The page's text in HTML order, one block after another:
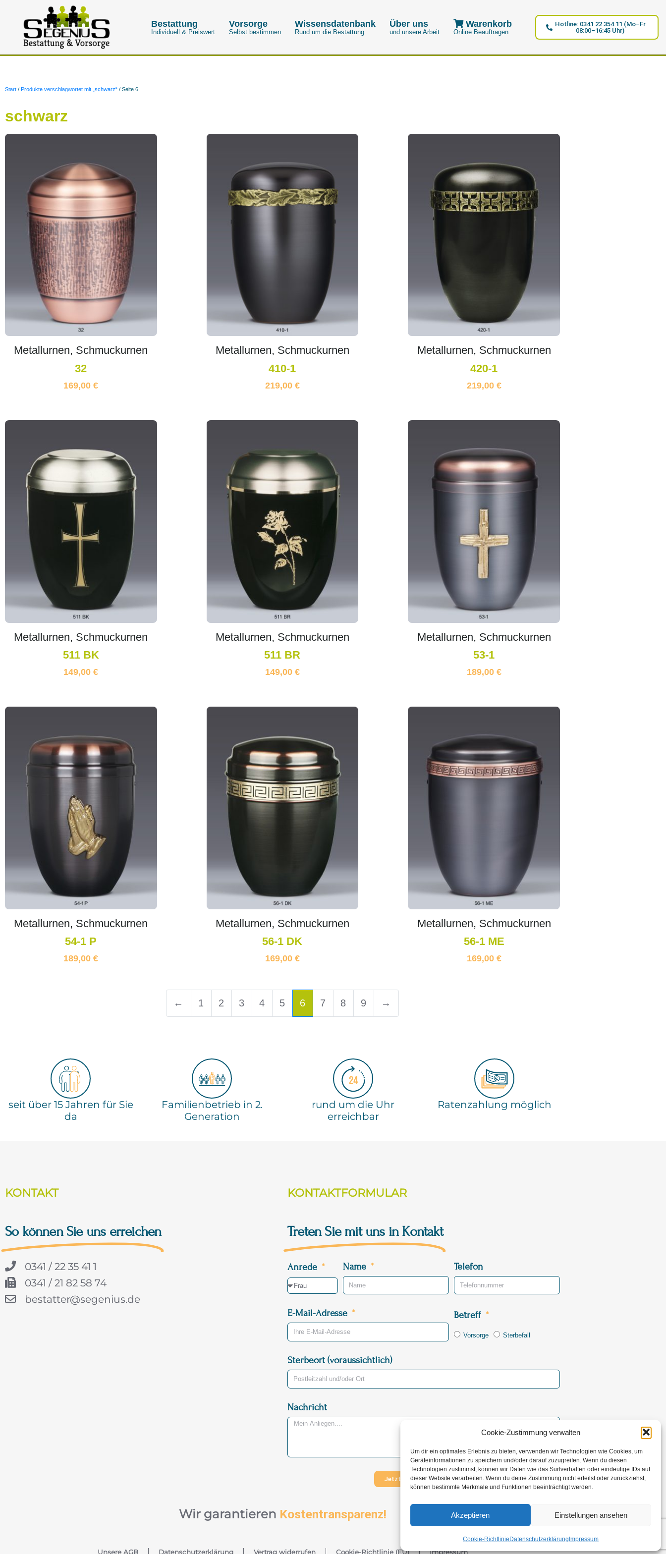
Cookie-Zustimmung verwalten
Um dir ein optimales Erlebnis zu bieten, verwenden wir Technologien wie Cookies, um
Geräteinformationen zu speichern und/oder darauf zuzugreifen. Wenn du diesen
Technologien zustimmst, können wir Daten wie das Surfverhalten oder eindeutige IDs auf
dieser Website verarbeiten. Wenn du deine Zustimmung nicht erteilst oder zurückziehst,
können bestimmte Merkmale und Funktionen beeinträchtigt werden.
Akzeptieren Einstellungen ansehen
Cookie-Richtlinie Datenschutzerklärung Impressum
Bestattung
Individuell & Preiswert
Vorsorge
Selbst bestimmen
Wissensdatenbank
Rund um die Bestattung
Über uns
und unsere Arbeit
Warenkorb
Online Beauftragen
Hotline: 0341 22 354 11 (Mo–Fr
08:00–16:45 Uhr)
Start / Produkte verschlagwortet mit „schwarz“ / Seite 6
schwarz
Metallurnen, Schmuckurnen
32
169,00€
Metallurnen, Schmuckurnen
410-1
219,00 €
Metallurnen, Schmuckurnen
420-1
219,00 €
Metallurnen, Schmuckurnen
511 BK
149,00€
Metallurnen, Schmuckurnen
511 BR
149,00 €
Metallurnen, Schmuckurnen
53-1
189,00 €
Metallurnen, Schmuckurnen
54-1 P
189,00€
Metallurnen, Schmuckurnen
56-1 DK
169,00 €
Metallurnen, Schmuckurnen
56-1 ME
169,00 €
← 1 2 3 4 5 6 7 8 9 →
seit über 15 Jahren für Sie
da
Familienbetrieb in 2.
Generation
rund um die Uhr
erreichbar
Ratenzahlung möglich
KONTAKT
So können Sie uns erreichen
0341 / 22 35 41 1
0341 / 21 82 58 74
bestatter@segenius.de
KONTAKTFORMULAR
Treten Sie mit uns in Kontakt
Anrede Name Telefon
E-Mail-Adresse Betreff
Vorsorge Sterbefall
Sterbeort (voraussichtlich)
Nachricht
Jetzt Nachricht versenden
Wir garantieren Kostentransparenz!
Unsere AGB Datenschutzerklärung Vertrag widerrufen Cookie-Richtlinie (EU) Impressum